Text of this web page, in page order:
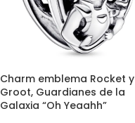
Charm emblema Rocket y
Groot, Guardianes de la
Galaxia “Oh Yeaahh”